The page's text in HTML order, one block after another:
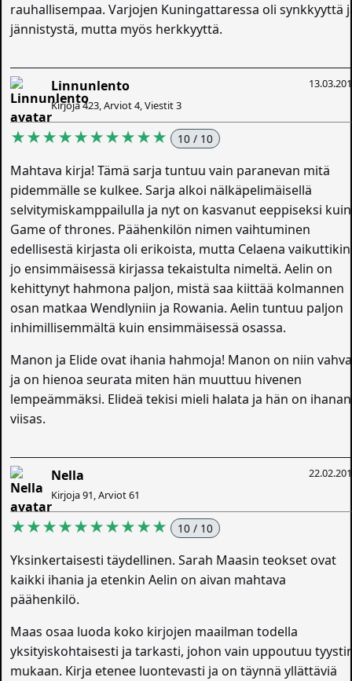
rauhallisempaa. Varjojen Kuningattaressa oli synkkyyttä
jännistystä, mutta myös herkkyyttä.
Linnunlento
Kirjoja 423, Arviot 4, Viestit 3
★★★★★★★★★★ 10 / 10
Mahtava kirja! Tämä sarja tuntuu vain paranevan mitä
pidemmälle se kulkee. Sarja alkoi nälkäpelimäisellä
selvitymiskamppailulla ja nyt on kasvanut eeppiseksi kuin
Game of thrones. Päähenkilön nimen vaihtuminen
edellisestä kirjasta oli erikoista, mutta Celaena vaikuttikin
jo ensimmäisessä kirjassa tekaistulta nimeltä. Aelin on
kehittynyt hahmona paljon, mistä saa kiittää kolmannen
osan matkaa Wendlyniin ja Rowania. Aelin tuntuu paljon
inhimillisemmältä kuin ensimmäisessä osassa.
Manon ja Elide ovat ihania hahmoja! Manon on niin vahva
ja on hienoa seurata miten hän muuttuu hivenen
lempeämmäksi. Elideä tekisi mieli halata ja hän on ihanan
viisas.
Nella
Kirjoja 91, Arviot 61
★★★★★★★★★★ 10 / 10
Yksinkertaisesti täydellinen. Sarah Maasin teokset ovat
kaikki ihania ja etenkin Aelin on aivan mahtava
päähenkilö.
Maas osaa luoda koko kirjojen maailman todella
yksityiskohtaisesti ja tarkasti, johon vain uppoutuu
mukaan. Kirja etenee luontevasti ja on täynnä yllättäviä